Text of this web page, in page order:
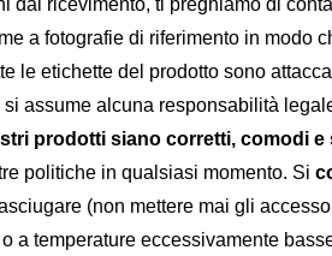
a fotografie di riferimento in
le etichette del prodotto sono
assume alcuna responsabilità
prodotti siano corretti, comodi e
politiche in qualsiasi momento. Si
(non mettere mai gli
a temperature eccessivamente